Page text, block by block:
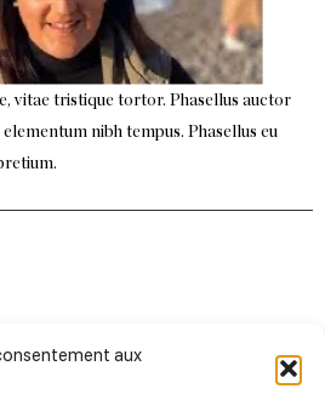
aux
vitae tristique tortor. Phasellus auctor
nibh tempus. Phasellus eu
actualités